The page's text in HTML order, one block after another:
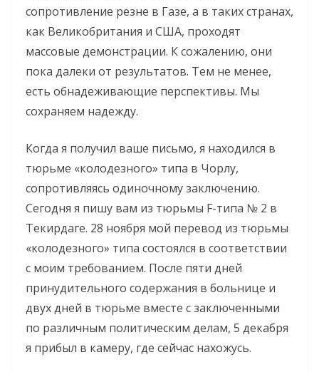
сопротивление резне в Газе, а в таких странах,
как Великобритания и США, проходят
массовые демонстрации. К сожалению, они
пока далеки от результатов. Тем не менее,
есть обнадеживающие перспективы. Мы
сохраняем надежду.
Когда я получил ваше письмо, я находился в
тюрьме «колодезного» типа в Чорлу,
сопротивляясь одиночному заключению.
Сегодня я пишу вам из тюрьмы F-типа № 2 в
Текирдаге. 28 ноября мой перевод из тюрьмы
«колодезного» типа состоялся в соответствии
с моим требованием. После пяти дней
принудительного содержания в больнице и
двух дней в тюрьме вместе с заключенными
по различным политическим делам, 5 декабря
я прибыл в камеру, где сейчас нахожусь.